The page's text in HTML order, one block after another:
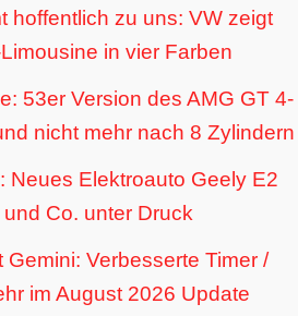
hoffentlich zu uns: VW zeigt
in vier Farben
53er Version des AMG GT 4-
nicht mehr nach 8 Zylindern
Neues Elektroauto Geely E2
Co. unter Druck
Gemini: Verbesserte Timer /
im August 2026 Update